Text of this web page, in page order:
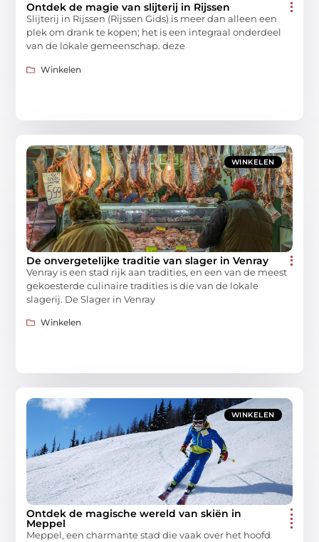
Ontdek de magie van slijterij in Rijssen
Slijterij in Rijssen (Rijssen Gids) is meer dan alleen een
plek om drank te kopen; het is een integraal onderdeel
van de lokale gemeenschap. deze
Winkelen
WINKELEN
De onvergetelijke traditie van slager in Venray
Venray is een stad rijk aan tradities, en een van de meest
gekoesterde culinaire tradities is die van de lokale
slagerij. De Slager in Venray
Winkelen
WINKELEN
Ontdek de magische wereld van skiën in
Meppel
Meppel, een charmante stad die vaak over het hoofd